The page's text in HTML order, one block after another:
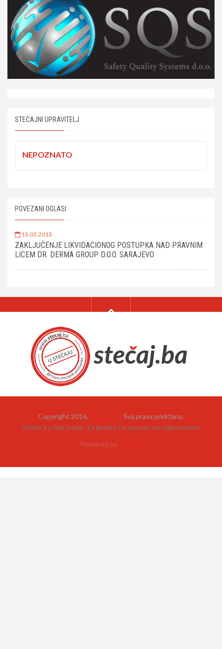
STEČAJNI UPRAVITELJ
NEPOZNATO
POVEZANI OGLASI
13.03.2013.
ZAKLJUČENJE LIKVIDACIONOG POSTUPKA NAD PRAVNIM
LICEM DR. DERMA GROUP D.O.O. SARAJEVO
Copyright 2016.
. Sva prava pridržana.
Stranica u fazi izrade. Za greške i propuste ne odgovaramo.
Powered by